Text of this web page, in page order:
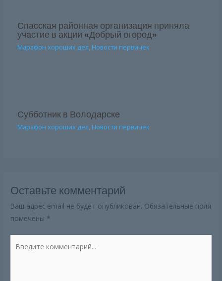
Спасская районная организация приняла
участие в акции «Добрый огород»
Марафон хороших дел, Новости первичек
Субботник в Володарске
Марафон хороших дел Новости первичек
Оставьте комментарий
Ваш адрес email не будет опубликован. Обязательные поля
помечены *
комментарий...